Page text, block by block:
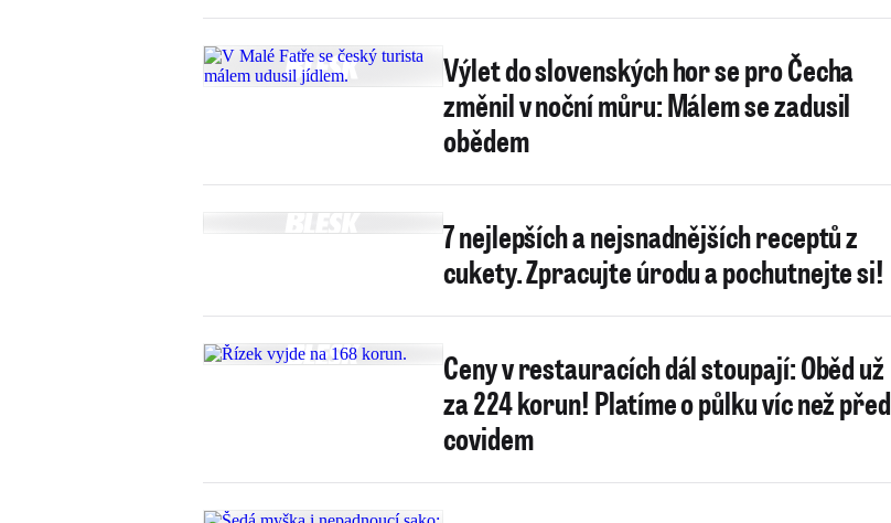
Výlet do slovenských hor se pro Čecha
změnil v noční můru: Málem se zadusil
obědem
7 nejlepších a nejsnadnějších receptů z
cukety. Zpracujte úrodu a pochutnejte si!
Ceny v restauracích dál stoupají: Oběd už
za 224 korun! Platíme o půlku víc než před
covidem